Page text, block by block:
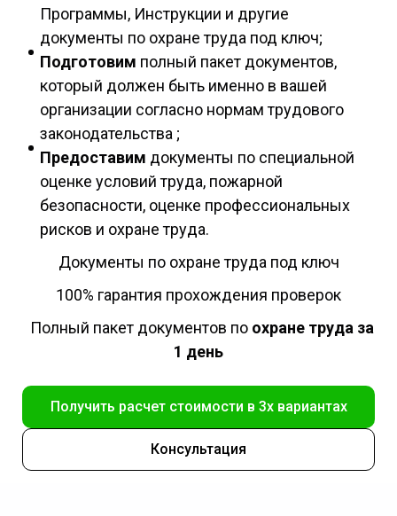
Программы, Инструкции и другие
документы по охране труда под ключ;
Подготовим полный пакет документов,
который должен быть именно в вашей
организации согласно нормам трудового
законодательства ;
Предоставим документы по специальной
оценке условий труда, пожарной
безопасности, оценке профессиональных
рисков и охране труда.
Документы по охране труда под ключ
100% гарантия прохождения проверок
Полный пакет документов по охране труда за
1 день
Получить расчет стоимости в 3х вариантах
Консультация